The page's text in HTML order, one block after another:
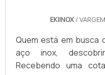
EKIINOX /
Quem está em busca
aço inox,
Recebendo uma